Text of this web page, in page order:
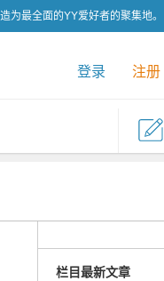
为最全面的YY爱好者的聚集地。
登录 注册
栏目最新文章